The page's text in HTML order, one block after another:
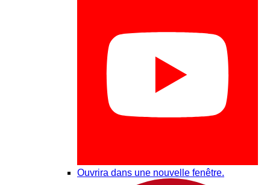
Ouvrira dans une nouvelle fenêtre.